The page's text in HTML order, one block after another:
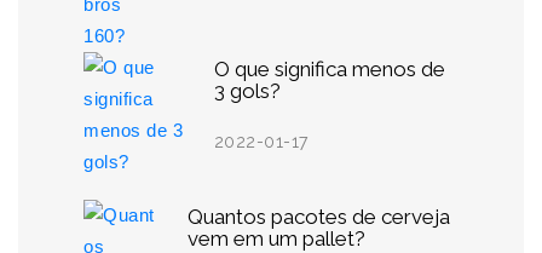
O que significa menos de
3 gols?
2022-01-17
Quantos pacotes de cerveja
vem em um pallet?